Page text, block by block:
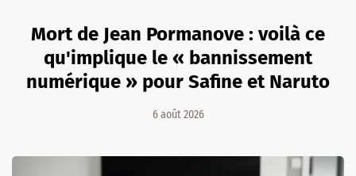
Mort de Jean Pormanove : voilà ce
qu'implique le « bannissement
numérique » pour Safine et Naruto
6 août 2026